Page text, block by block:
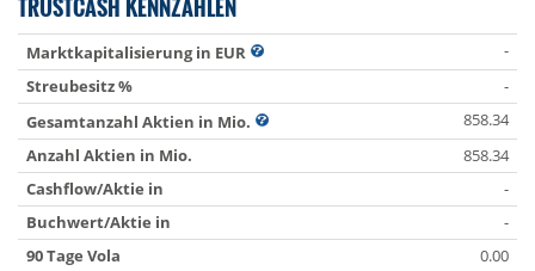
TRUSTCASH KENNZAHLEN
Marktkapitalisierung in EUR
-
Streubesitz %
-
Gesamtanzahl Aktien in Mio.
858.34
Anzahl Aktien in Mio.
858.34
Cashflow/Aktie in
-
Buchwert/Aktie in
-
90 Tage Vola
0.00